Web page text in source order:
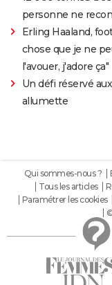
personne ne
Erling Haaland,
chose que je ne
l'avouer, j'adore ça"
Un défi réservé
allumette
Qui sommes-nous ?
Tous les articles
Paramétrer les cookies